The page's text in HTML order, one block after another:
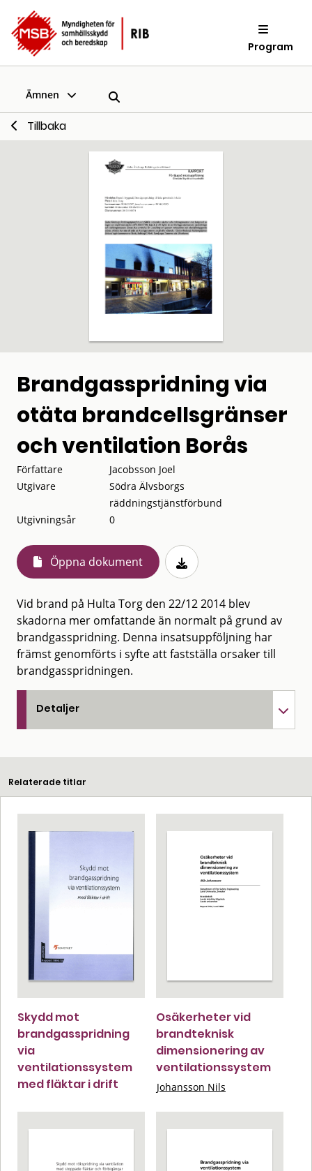
Program
Ämnen
Tillbaka
Brandgasspridning via
otäta brandcellsgränser
och ventilation Borås
Författare
Jacobsson Joel
Utgivare
Södra Älvsborgs
räddningstjänstförbund
Utgivningsår
0
Öppna dokument
Vid brand på Hulta Torg den 22/12 2014 blev
skadorna mer omfattande än normalt på grund av
brandgasspridning. Denna insatsuppföljning har
främst genomförts i syfte att fastställa orsaker till
brandgasspridningen.
Detaljer
Relaterade titlar
Skydd mot
brandgasspridning
via
ventilationssystem
med fläktar i drift
Osäkerheter vid
brandteknisk
dimensionering av
ventilationssystem
Johansson Nils